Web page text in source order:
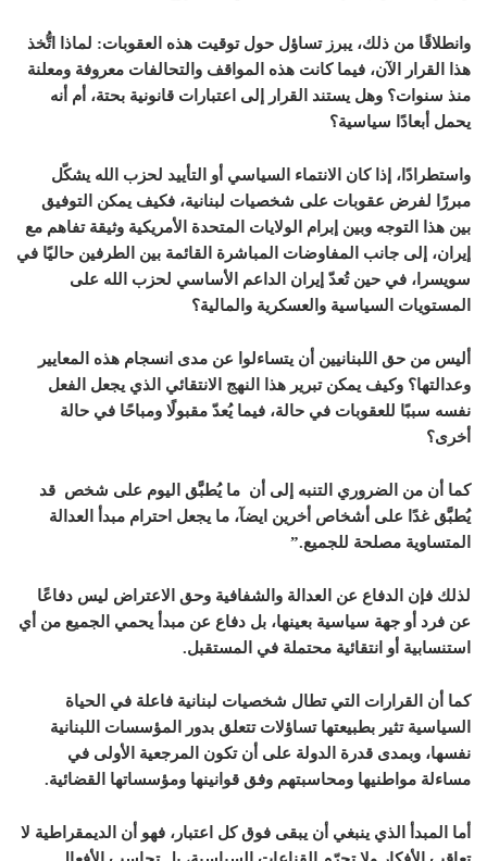
وانطلاقًا من ذلك، يبرز تساؤل حول توقيت هذه العقوبات: لماذا اتُّخذ
هذا القرار الآن، فيما كانت هذه المواقف والتحالفات معروفة ومعلنة
منذ سنوات؟ وهل يستند القرار إلى اعتبارات قانونية بحتة، أم أنه
يحمل أبعادًا سياسية؟
واستطرادًا، إذا كان الانتماء السياسي أو التأييد لحزب الله يشكّل
مبررًا لفرض عقوبات على شخصيات لبنانية، فكيف يمكن التوفيق
بين هذا التوجه وبين إبرام الولايات المتحدة الأمريكية وثيقة تفاهم مع
إيران، إلى جانب المفاوضات المباشرة القائمة بين الطرفين حاليًا في
سويسرا، في حين تُعدّ إيران الداعم الأساسي لحزب الله على
المستويات السياسية والعسكرية والمالية؟
أليس من حق اللبنانيين أن يتساءلوا عن مدى انسجام هذه المعايير
وعدالتها؟ وكيف يمكن تبرير هذا النهج الانتقائي الذي يجعل الفعل
نفسه سببًا للعقوبات في حالة، فيما يُعدّ مقبولًا ومباحًا في حالة
أخرى؟
كما أن من الضروري التنبه إلى أن ما يُطبَّق اليوم على شخص قد
يُطبَّق غدًا على أشخاص أخرين ايضآ، ما يجعل احترام مبدأ العدالة
المتساوية مصلحة للجميع.”
لذلك فإن الدفاع عن العدالة والشفافية وحق الاعتراض ليس دفاعًا
عن فرد أو جهة سياسية بعينها، بل دفاع عن مبدأ يحمي الجميع من أي
استنسابية أو انتقائية محتملة في المستقبل.
كما أن القرارات التي تطال شخصيات لبنانية فاعلة في الحياة
السياسية تثير بطبيعتها تساؤلات تتعلق بدور المؤسسات اللبنانية
نفسها، وبمدى قدرة الدولة على أن تكون المرجعية الأولى في
مساءلة مواطنيها ومحاسبتهم وفق قوانينها ومؤسساتها القضائية.
أما المبدأ الذي ينبغي أن يبقى فوق كل اعتبار، فهو أن الديمقراطية لا